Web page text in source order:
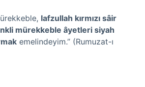
lafzullah kırmızı sâir
mürekkeble âyetleri siyah
emelindeyim.” (Rumuzat-ı